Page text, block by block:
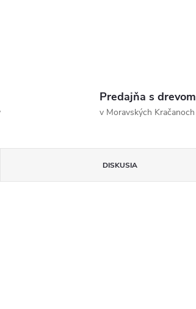
Predajňa s drevom
v Moravských Kračanoch
DISKUSIA